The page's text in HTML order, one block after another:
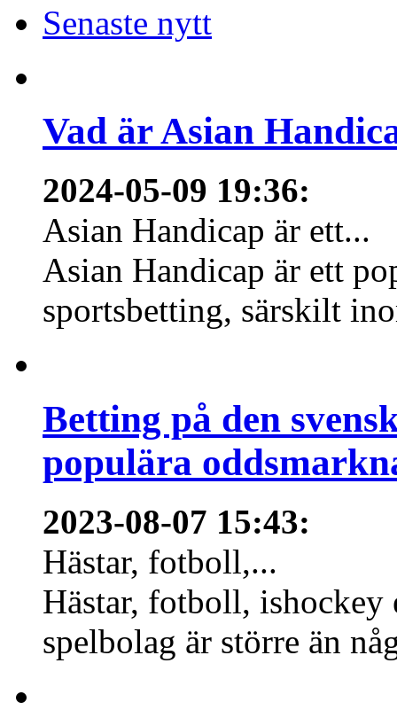
Senaste nytt
Vad är Asian
2024-05-09 19:36:
Asian Handicap är ett...
Asian Handicap är ett
sportsbetting, särskilt
Betting på den
populära
2023-08-07 15:43:
Hästar, fotboll,...
Hästar, fotboll,
spelbolag är större än